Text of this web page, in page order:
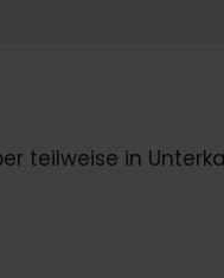
teilweise in